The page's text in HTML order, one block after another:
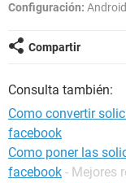
Configuración:
Compartir
Consulta también:
Como convertir
facebook
Como poner las
facebook - Mejores